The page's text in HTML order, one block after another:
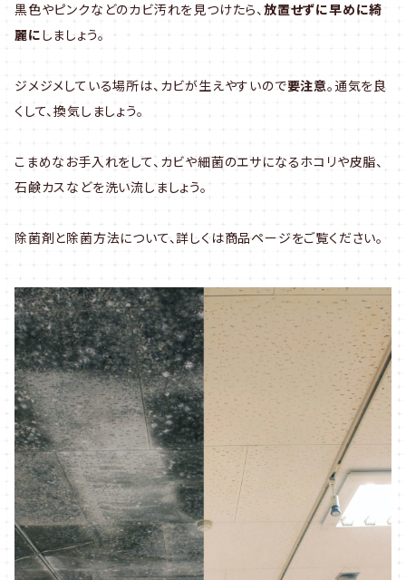
黒色やピンクなどのカビ汚れを見つけたら、 放置せずに早めに綺
麗に しましょう。
ジメジメしている場所は、カビが生えやすいので要注意。通気を良
くして、換気しましょう。
こまめなお手入れをして、カビや細菌のエサになるホコリや皮脂、
石鹸カスなどを洗い流しましょう。
除菌剤と除菌方法について、詳しくは商品ページをご覧ください。